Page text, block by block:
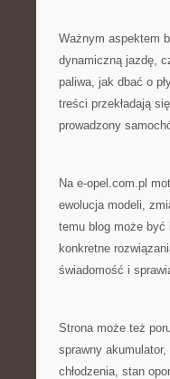
Ważnym aspektem
dynamiczną jazdę,
paliwa, jak dbać o
treści przekładają
prowadzony
Na e-opel.com.pl
ewolucja modeli,
temu blog może być
konkretne
świadomość i
Strona może też
sprawny
chłodzenia, stan